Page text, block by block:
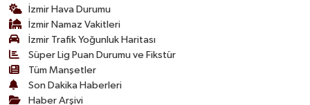
İzmir Hava Durumu
İzmir Namaz Vakitleri
İzmir Trafik Yoğunluk Haritası
Süper Lig Puan Durumu ve Fikstür
Tüm Manşetler
Son Dakika Haberleri
Haber Arşivi